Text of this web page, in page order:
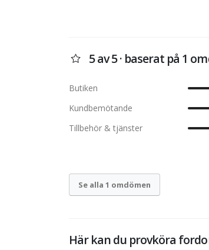
5 av 5 · baserat på 1
Butiken
Kundbemötande
Tillbehör & tjänster
Se alla 1 omdömen
Här kan du provköra